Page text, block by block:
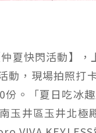
夏快閃活動】，
動，現場拍照打
。「夏日吃冰
玉井區玉井北極